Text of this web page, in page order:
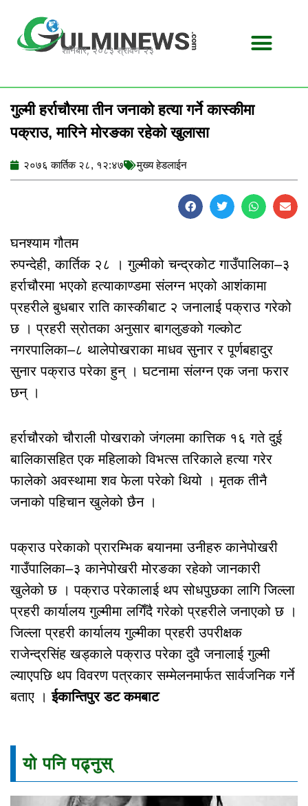
content
शनिबार, २०८३ श्रावण २३
गुल्मी हर्राचौरमा तीन जनाको हत्या गर्ने कास्कीमा
पक्राउ, मारिने मोरङका रहेको खुलासा
२०७६ कार्तिक २८, १२:४७ मुख्य हेडलाईन
घनश्याम गौतम
रुपन्देही, कार्तिक २८ । गुल्मीको चन्द्रकोट गाउँपालिका–३
हर्राचौरमा भएको हत्याकाण्डमा संलग्न भएको आशंकामा
प्रहरीले बुधबार राति कास्कीबाट २ जनालाई पक्राउ गरेको
छ । प्रहरी स्रोतका अनुसार बागलुङको गल्कोट
नगरपालिका–८ थालेपोखराका माधव सुनार र पूर्णबहादुर
सुनार पक्राउ परेका हुन् । घटनामा संलग्न एक जना फरार
छन् ।
हर्राचौरको चौराली पोखराको जंगलमा कात्तिक १६ गते दुई
बालिकासहित एक महिलाको विभत्स तरिकाले हत्या गरेर
फालेको अवस्थामा शव फेला परेको थियो । मृतक तीनै
जनाको पहिचान खुलेको छैन ।
पक्राउ परेकाको प्रारम्भिक बयानमा उनीहरु कानेपोखरी
गाउँपालिका–३ कानेपोखरी मोरङका रहेको जानकारी
खुलेको छ । पक्राउ परेकालाई थप सोधपुछका लागि जिल्ला
प्रहरी कार्यालय गुल्मीमा लगिँदै गरेको प्रहरीले जनाएको छ ।
जिल्ला प्रहरी कार्यालय गुल्मीका प्रहरी उपरीक्षक
राजेन्द्रसिंह खड्काले पक्राउ परेका दुवै जनालाई गुल्मी
ल्याएपछि थप विवरण पत्रकार सम्मेलनमार्फत सार्वजनिक गर्ने
बताए । ईकान्तिपुर डट कमबाट
यो पनि पढ्नुस्